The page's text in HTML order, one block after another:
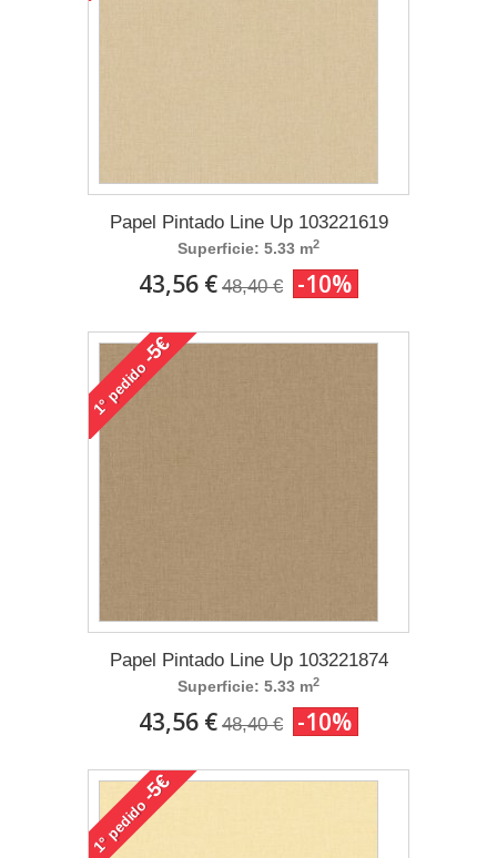
Papel Pintado Line Up 103221619
Superficie: 5.33 m2
43,56 € 48,40 € -10%
1°
pedido
-5€
Papel Pintado Line Up 103221874
Superficie: 5.33 m2
43,56 € 48,40 € -10%
1°
pedido
-5€